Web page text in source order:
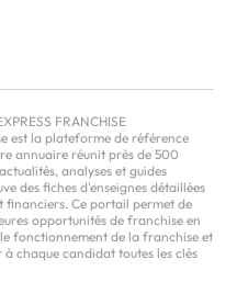
FRANCHISE
est la plateforme de référence
annuaire réunit près de 500
analyses et guides
des fiches d'enseignes détaillées
financiers. Ce portail permet de
opportunités de franchise en
fonctionnement de la franchise et
chaque candidat toutes les clés